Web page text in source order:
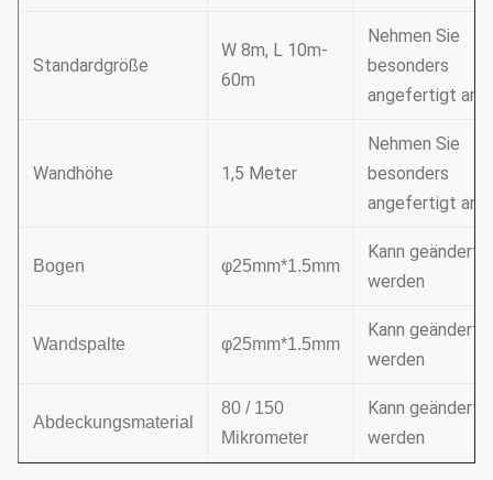
Standardgröße
W 8m, L 10m-
60m
Nehmen Sie
besonders
angefertigt an
Wandhöhe 1,5 Meter
Nehmen Sie
besonders
angefertigt an
Bogen φ25mm*1.5mm
Kann geändert
werden
Wandspalte φ25mm*1.5mm
Kann geändert
werden
Abdeckungsmaterial
80 / 150
Mikrometer
Kann geändert
werden